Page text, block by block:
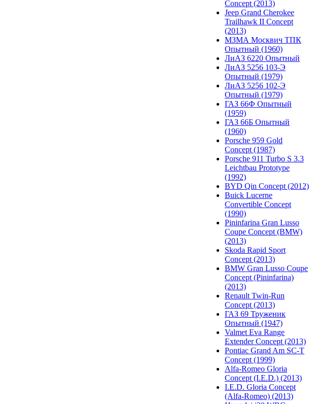
Concept (2013)
Jeep Grand Cherokee
Trailhawk II Concept
(2013)
МЗМА Москвич ТПК
Опытный (1960)
ЛиАЗ 6220 Опытный
ЛиАЗ 5256 103-Э
Опытный (1979)
ЛиАЗ 5256 102-Э
Опытный (1979)
ГАЗ 66Ф Опытный
(1959)
ГАЗ 66Б Опытный
(1960)
Porsche 959 Gold
Concept (1987)
Porsche 911 Turbo S 3.3
Leichtbau Prototype
(1992)
BYD Qin Concept (2012)
Buick Lucerne
Convertible Concept
(1990)
Pininfarina Gran Lusso
Coupe Concept (BMW)
(2013)
Skoda Rapid Sport
Concept (2013)
BMW Gran Lusso Coupe
Concept (Pininfarina)
(2013)
Renault Twin-Run
Concept (2013)
ГАЗ 69 Труженик
Опытный (1947)
Valmet Eva Range
Extender Concept (2013)
Pontiac Grand Am SC-T
Concept (1999)
Alfa-Romeo Gloria
Concept (I.E.D.) (2013)
I.E.D. Gloria Concept
(Alfa-Romeo) (2013)